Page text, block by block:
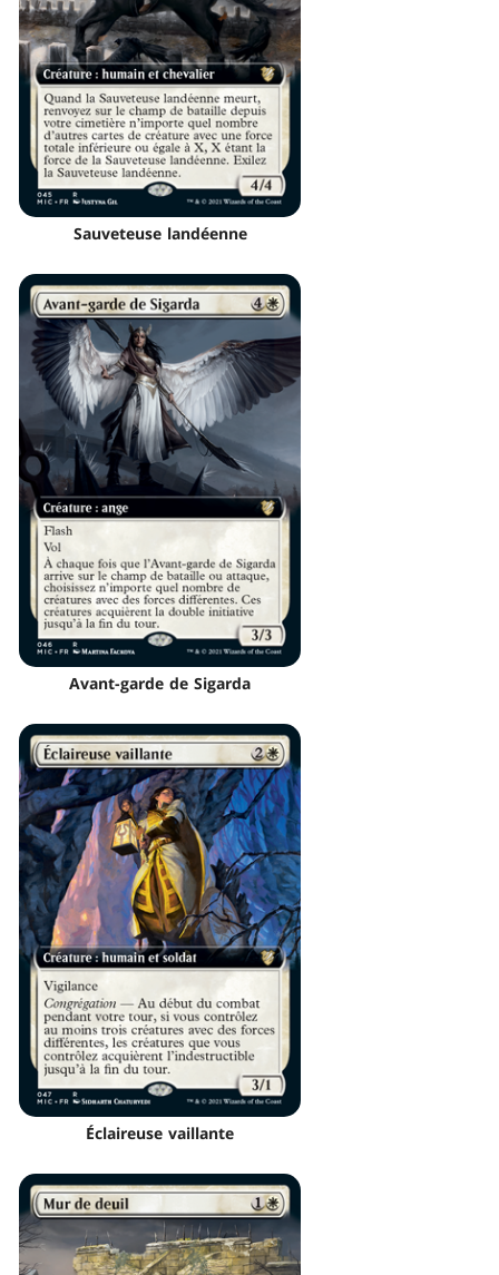
Sauveteuse landéenne
Avant-garde de Sigarda
Éclaireuse vaillante